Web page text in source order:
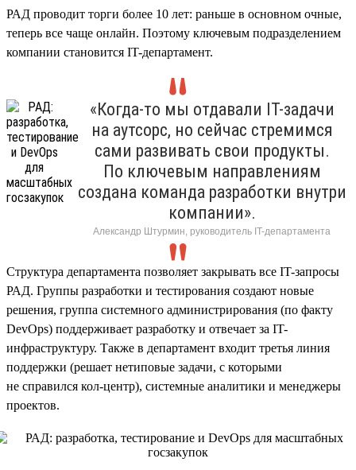
РАД проводит торги более 10 лет: раньше в основном очные,
теперь все чаще онлайн. Поэтому ключевым подразделением
компании становится IT-департамент.
«Когда-то мы отдавали IT-задачи
на аутсорс, но сейчас стремимся
сами развивать свои продукты.
По ключевым направлениям
создана команда разработки внутри
компании».
Александр Штурмин, руководитель IT-департамента
Структура департамента позволяет закрывать все IT-запросы
РАД. Группы разработки и тестирования создают новые
решения, группа системного администрирования (по факту
DevOps) поддерживает разработку и отвечает за IT-
инфраструктуру. Также в департамент входит третья линия
поддержки (решает нетиповые задачи, с которыми
не справился кол-центр), системные аналитики и менеджеры
проектов.